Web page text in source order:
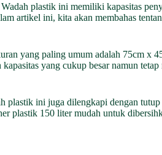
plastik ini memiliki kapasitas
artikel ini, kita akan membahas
yang paling umum adalah 75cm x
yang cukup besar namun
ini juga dilengkapi dengan
plastik 150 liter mudah untuk